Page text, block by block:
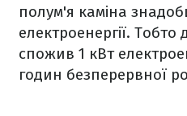
полум'я каміна
електроенергії.
спожив 1 кВт
годин безперервної